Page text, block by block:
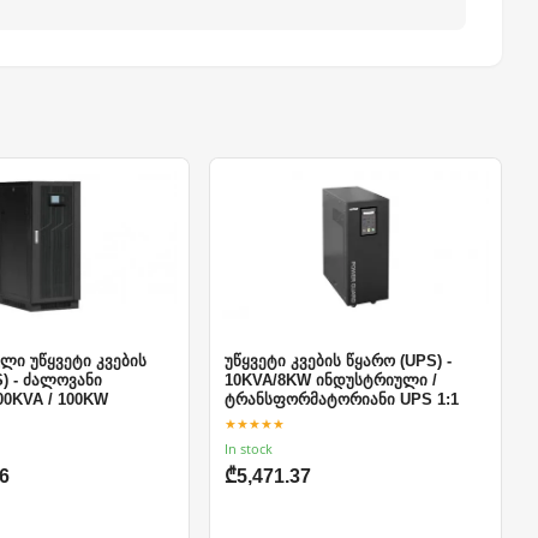
უწყვეტი კვების
- ძალოვანი
/ 100KW
უწყვეტი კვების წყარო (UPS) -
10KVA/8KW ინდუსტრიული /
ტრანსფორმატორიანი UPS 1:1
★★★★★
In stock
₾5,471.37